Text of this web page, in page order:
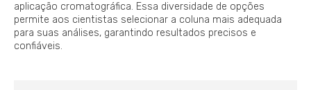
aplicação cromatográfica. Essa diversidade de opções
permite aos cientistas selecionar a coluna mais adequada
para suas análises, garantindo resultados precisos e
confiáveis.